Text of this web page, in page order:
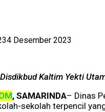
4 Desember 2023
Kaltim Yekti
, SAMARINDA– Dinas
sekolah terpencil